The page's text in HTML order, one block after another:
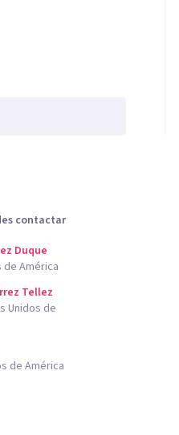
contactar
Duque
de América
Tellez
Unidos de
de América